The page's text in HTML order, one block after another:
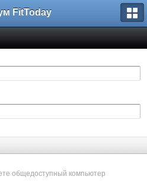
FitToday
общедоступный компьютер